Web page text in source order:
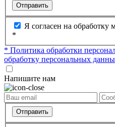
Отправить
Я согласен на
*
* Политика обработки
обработку персональных
Напишите нам
Отправить